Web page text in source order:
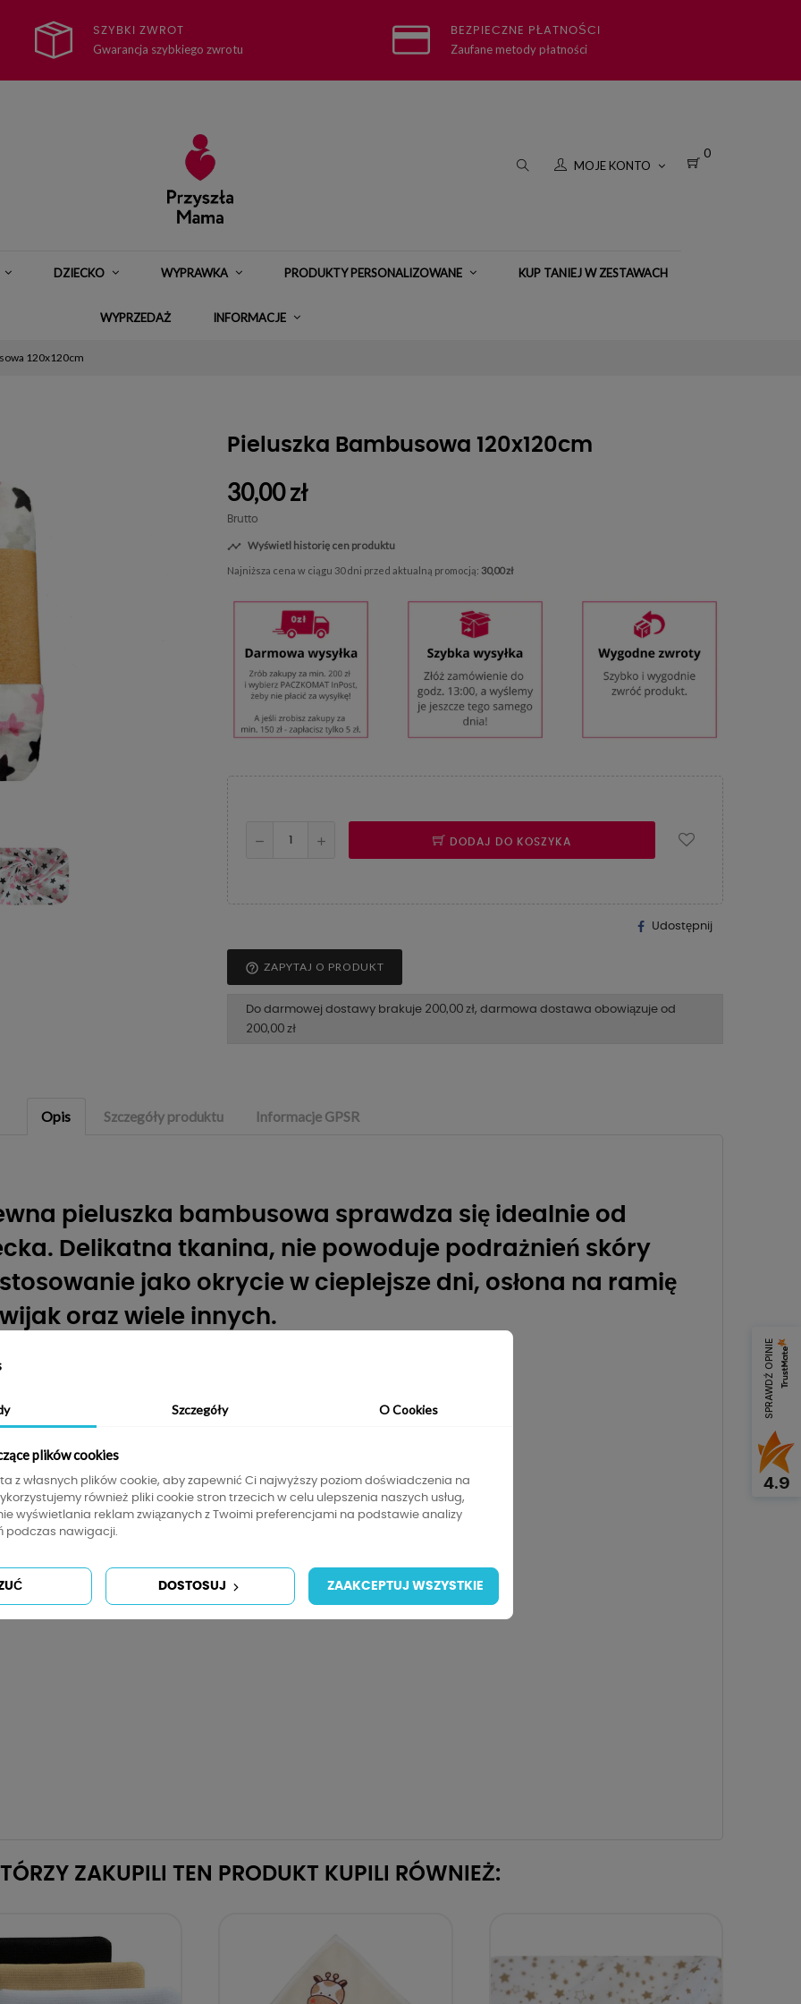
SZYBKI ZWROT
Gwarancja szybkiego zwrotu
BEZPIECZNE PŁATNOŚCI
Zaufane metody płatności
MOJE KONTO
0
DZIECKO WYPRAWKA PRODUKTY PERSONALIZOWANE KUP TANIEJ W ZESTAWACH
WYPRZEDAŻ INFORMACJE
120x120cm
Pieluszka Bambusowa 120x120cm
30,00 zł
Brutto
 Wyświetl historię cen produktu
Najniższa cena w ciągu 30 dni przed aktualną promocją: 30,00 zł
DODAJ DO KOSZYKA
Udostępnij
help_outline ZAPYTAJ O PRODUKT
Do darmowej dostawy brakuje 200,00 zł, darmowa dostawa obowiązuje od
200,00 zł
Opis Szczegóły produktu Informacje GPSR
pieluszka bambusowa sprawdza się idealnie od
Delikatna tkanina, nie powoduje podrażnień skóry
jako okrycie w cieplejsze dni, osłona na ramię
oraz wiele innych.
nawet
zapachy
o2-3 stopnie niższaniż temperatura otoczenia.
ZAKUPILI TEN PRODUKT KUPILI RÓWNIEŻ:
SPRAWDŹ OPINIE
4.9
Szczegóły O Cookies
plików cookies
z własnych plików cookie, aby zapewnić Ci najwyższy poziom doświadczenia na
również pliki cookie stron trzecich w celu ulepszenia naszych usług,
wyświetlania reklam związanych z Twoimi preferencjami na podstawie analizy
podczas nawigacji.
DOSTOSUJ ZAAKCEPTUJ WSZYSTKIE